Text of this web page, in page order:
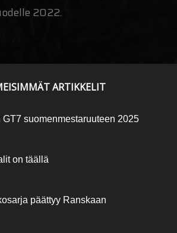
2022.
ARTIKKELIT
GT7 suomenmestaruuteen 2025
on täällä
päättyy Ranskaan